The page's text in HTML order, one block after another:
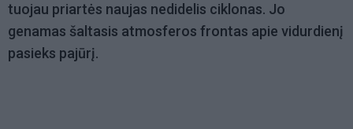
tuojau priartės naujas nedidelis ciklonas. Jo
genamas šaltasis atmosferos frontas apie vidurdienį
pasieks pajūrį.